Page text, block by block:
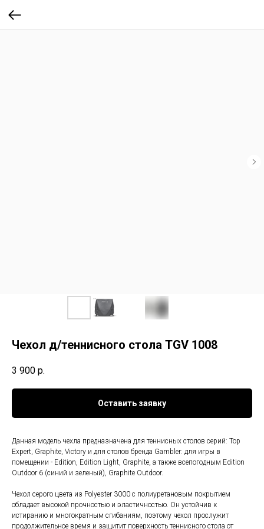
Чехол д/теннисного стола TGV 1008
3 900 р.
Оставить заявку
Данная модель чехла предназначена для теннисных столов серий: Top
Expert, Graphite, Victory и для столов бренда Gambler: для игры в
помещении - Edition, Edition Light, Graphite, а также всепогодным Edition
Outdoor 6 (синий и зеленый), Graphite Outdoor.
Чехол серого цвета из Polyester 3000 с полиуретановым покрытием
обладает высокой прочностью и эластичностью. Он устойчив к
истиранию и многократным сгибаниям, поэтому чехол прослужит
продолжительное время и защитит поверхность теннисного стола от